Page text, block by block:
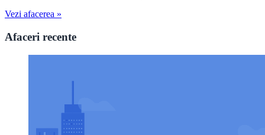
Vezi afacerea »
Afaceri recente